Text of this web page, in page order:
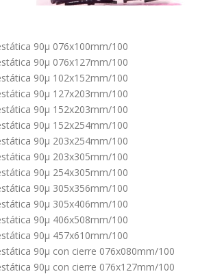
90µ 076x100mm/100
90µ 076x127mm/100
90µ 102x152mm/100
90µ 127x203mm/100
90µ 152x203mm/100
90µ 152x254mm/100
90µ 203x254mm/100
90µ 203x305mm/100
90µ 254x305mm/100
90µ 305x356mm/100
90µ 305x406mm/100
90µ 406x508mm/100
90µ 457x610mm/100
90µ con cierre 076x080mm/100
90µ con cierre 076x127mm/100